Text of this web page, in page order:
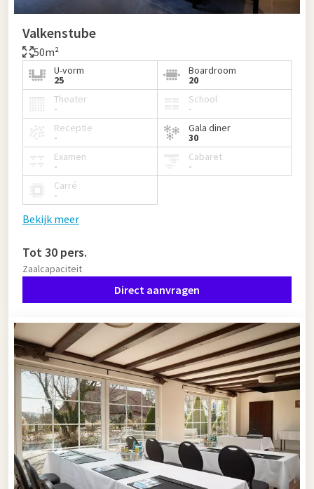
Valkenstube
50m²
U-vorm
25
Boardroom
20
Theater
-
School
-
Receptie
-
Gala diner
30
Examen
-
Cabaret
-
Carré
-
Bekijk meer
Tot 30 pers.
Zaalcapaciteit
Direct aanvragen